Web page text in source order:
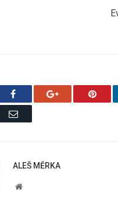
Facebook Google+
Email
ALEŠ MĚRKA
Website